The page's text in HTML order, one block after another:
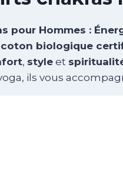
pour Hommes :
coton biologique
, styleet
ils vous